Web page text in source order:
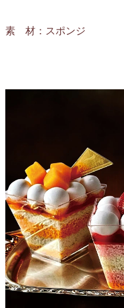
素 材：スポンジ